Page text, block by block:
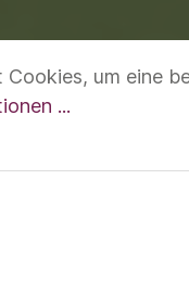
um eine
...